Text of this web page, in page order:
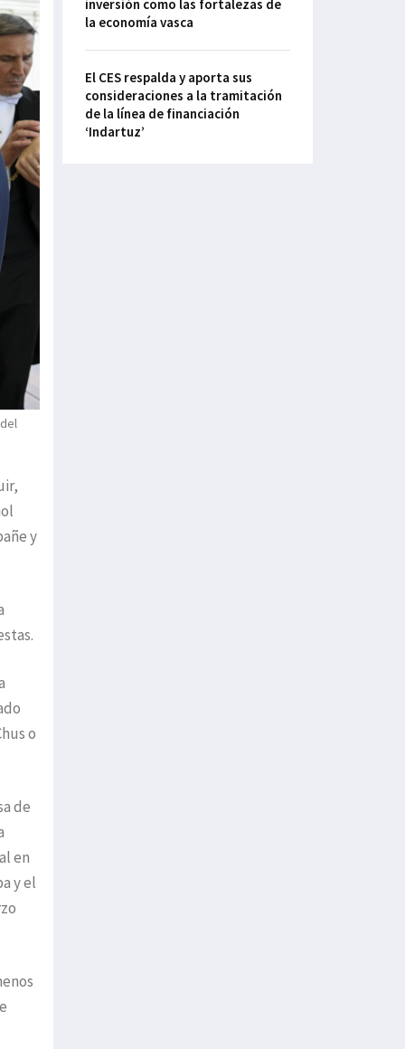
y
o
de
en
y el
inversión como las fortalezas de
la economía vasca
El CES respalda y aporta sus
consideraciones a la tramitación
de la línea de financiación
‘Indartuz’